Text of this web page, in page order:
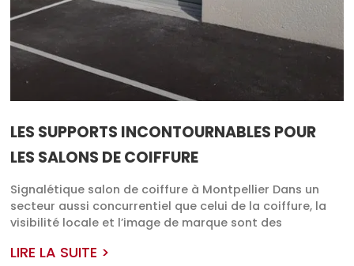
LES SUPPORTS INCONTOURNABLES POUR
LES SALONS DE COIFFURE
Signalétique salon de coiffure à Montpellier Dans un
secteur aussi concurrentiel que celui de la coiffure, la
visibilité locale et l’image de marque sont des
LIRE LA SUITE >